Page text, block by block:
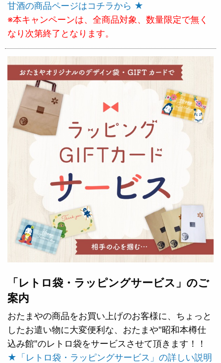
甘酒の商品ページはコチラから ★
※本キャンペーンは、全商品対象、数量限定で無く
なり次第終了となります。
「レトロ袋・ラッピングサービス」のご
案内
おたまやの商品をお買い上げのお客様に、ちょっと
したお遣い物に大変便利な、おたまや"昭和本樽仕
込み館"のレトロ袋をサービスさせて頂きます！！
★「レトロ袋・ラッピングサービス」の詳しい説明